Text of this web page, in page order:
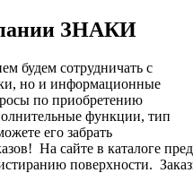
ЗНАКИ
будем сотрудничать с
но и информационные
по приобретению
функции, тип
его забрать
На сайте в каталоге
поверхности.